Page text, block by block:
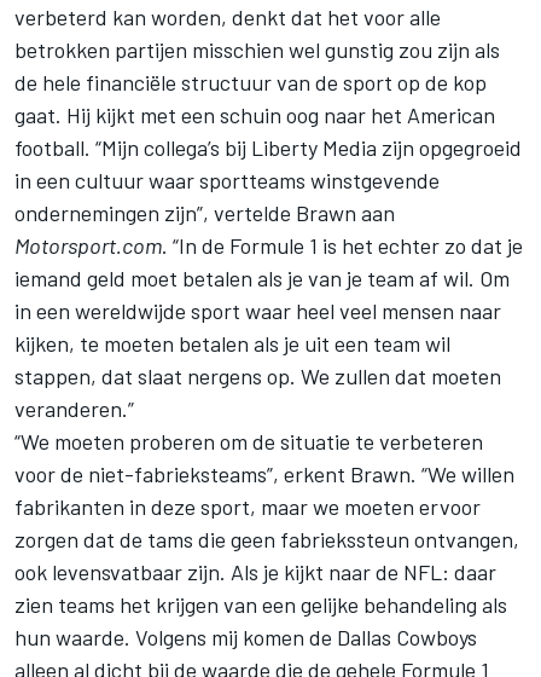
verbeterd kan worden, denkt dat het voor alle
betrokken partijen misschien wel gunstig zou zijn als
de hele financiële structuur van de sport op de kop
gaat. Hij kijkt met een schuin oog naar het American
football. “Mijn collega’s bij Liberty Media zijn opgegroeid
in een cultuur waar sportteams winstgevende
ondernemingen zijn”, vertelde Brawn aan
Motorsport.com. “In de Formule 1 is het echter zo dat je
iemand geld moet betalen als je van je team af wil. Om
in een wereldwijde sport waar heel veel mensen naar
kijken, te moeten betalen als je uit een team wil
stappen, dat slaat nergens op. We zullen dat moeten
veranderen.”
“We moeten proberen om de situatie te verbeteren
voor de niet-fabrieksteams”, erkent Brawn. “We willen
fabrikanten in deze sport, maar we moeten ervoor
zorgen dat de tams die geen fabriekssteun ontvangen,
ook levensvatbaar zijn. Als je kijkt naar de NFL: daar
zien teams het krijgen van een gelijke behandeling als
hun waarde. Volgens mij komen de Dallas Cowboys
alleen al dicht bij de waarde die de gehele Formule 1